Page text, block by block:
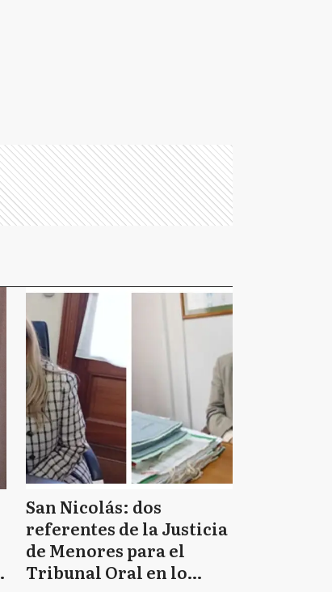
San Nicolás: dos
referentes de la Justicia
de Menores para el
Tribunal Oral en lo